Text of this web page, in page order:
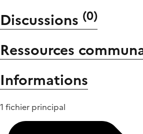
Discussions (0)
Ressources
Informations
1 fichier principal